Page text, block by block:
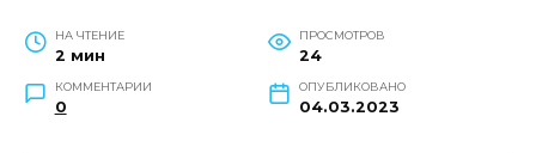
НА ЧТЕНИЕ
2 мин
ПРОСМОТРОВ
24
КОММЕНТАРИИ
0
ОПУБЛИКОВАНО
04.03.2023